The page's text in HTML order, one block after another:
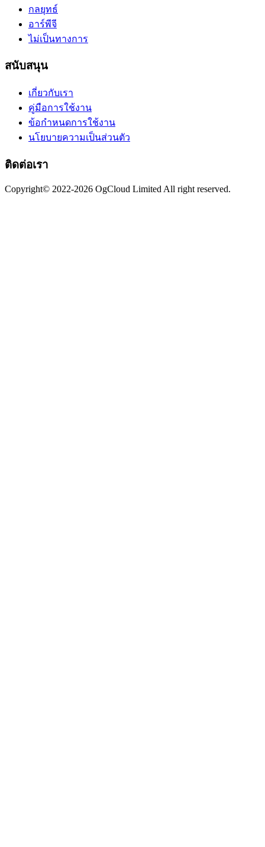
กลยุทธ์
อาร์พีจี
ไม่เป็นทางการ
สนับสนุน
เกี่ยวกับเรา
คู่มือการใช้งาน
ข้อกำหนดการใช้งาน
นโยบายความเป็นส่วนตัว
ติดต่อเรา
Copyright© 2022-2026 OgCloud Limited All right reserved.